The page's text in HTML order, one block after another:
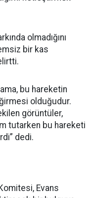
olmadığını
bir kas
bu hareketin
olduğudur.
görüntüler,
tutarken bu hareketi
dedi.
Evans